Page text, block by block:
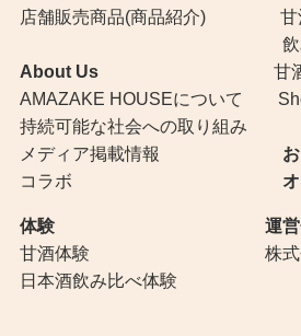
店舗販売商品(商品紹介)
甘
About Us
甘
AMAZAKE HOUSEについて
持続可能な社会への取り組み
メディア掲載情報
コラボ
体験
運
甘酒体験
株
日本酒飲み比べ体験